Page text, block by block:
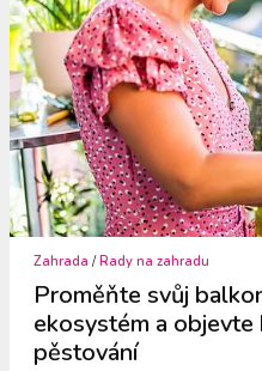
Zahrada /Rady na zahradu
Proměňte svůj
ekosystém a
pěstování